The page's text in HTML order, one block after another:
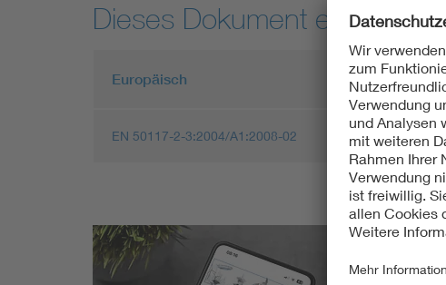
Dieses Dokument entspricht:
Europäisch
EN 50117-2-3:2004/A1:2008-02